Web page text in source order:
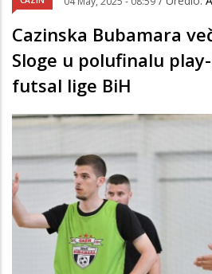
Cazinska Bubamara
Sloge u polufinalu
futsal lige BiH